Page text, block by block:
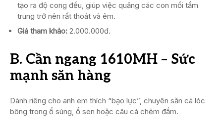
tạo ra độ cong đều, giúp việc quăng các con mồi tầm
trung trở nên rất thoát và êm.
Giá tham khảo: 2.000.000đ.
B. Cần ngang 1610MH – Sức
mạnh săn hàng
Dành riêng cho anh em thích “bạo lực”, chuyên săn cá lóc
bông trong ổ súng, ổ sen hoặc câu cá chẽm đầm.